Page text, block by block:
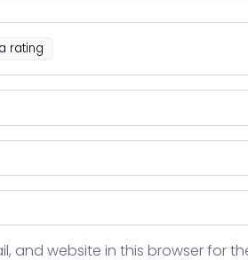
rating
and website in this browser for